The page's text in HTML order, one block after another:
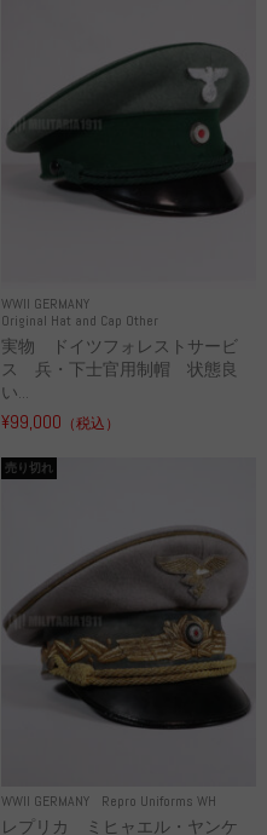
WWII GERMANY
Original Hat and Cap Other
実物 ドイツフォレストサービ
ス 兵・下士官用制帽 状態良
い...
¥99,000 （税込）
WWII GERMANY Repro Uniforms WH
売り切れ
レプリカ ミヒャエル・ヤンケ